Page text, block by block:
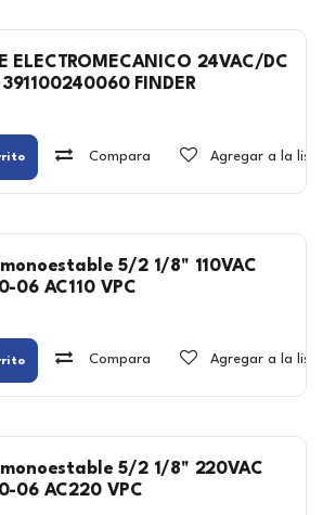
ELECTROMECANICO 24VAC/DC
FINDER
Compara Agregar a la
5/2 1/8" 110VAC
06 AC110 VPC
Compara Agregar a la
5/2 1/8" 220VAC
06 AC220 VPC